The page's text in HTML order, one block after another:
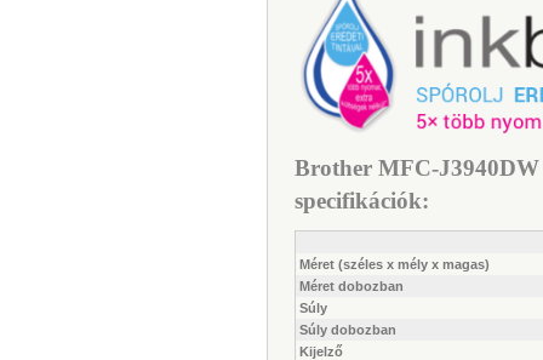
Brother MFC-
specifikációk:
Méret (széles x mély x magas)
Méret dobozban
Súly
Súly dobozban
Kijelző